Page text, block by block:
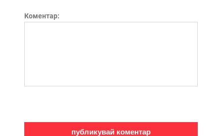
Коментар: